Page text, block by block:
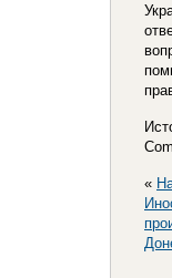
«